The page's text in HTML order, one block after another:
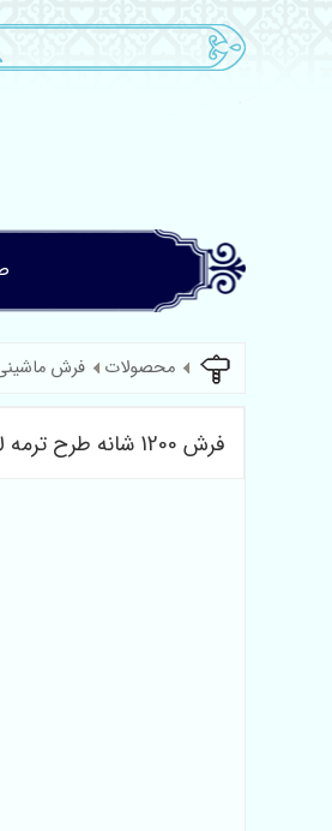
محصولات فرش
فرش 1200 شانه طرح ترمه لاکی